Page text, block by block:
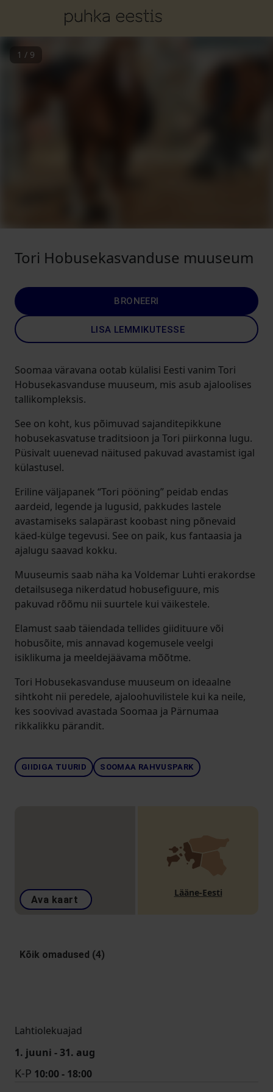
1 / 9
Tori Hobusekasvanduse muuseum
BRONEERI
LISA LEMMIKUTESSE
Soomaa väravana ootab külalisi Eesti vanim Tori
Hobusekasvanduse muuseum, mis asub ajaloolises
tallikompleksis.
See on koht, kus põimuvad sajanditepikkune
hobusekasvatuse traditsioon ja Tori piirkonna lugu.
Püsivalt uuenevad näitused pakuvad avastamist igal
külastusel.
Eriline väljapanek “Tori pööning” peidab endas
aardeid, legende ja lugusid, pakkudes lastele
avastamiseks salapärast koobast ning põnevaid
käed-külge tegevusi. See on paik, kus fantaasia ja
ajalugu saavad kokku.
Muuseumis saab näha ka Voldemar Luhti erakordse
detailsusega nikerdatud hobusefiguure, mis
pakuvad rõõmu nii suurtele kui väikestele.
Elamust saab täiendada tellides giidituure või
hobusõite, mis annavad kogemusele veelgi
isiklikuma ja meeldejäävama mõõtme.
Tori Hobusekasvanduse muuseum on ideaalne
sihtkoht nii peredele, ajaloohuvilistele kui ka neile,
kes soovivad avastada Soomaa ja Pärnumaa
rikkalikku pärandit.
GIIDIGA TUURID SOOMAA RAHVUSPARK
Ava kaart
Lääne-Eesti
Kõik omadused (4)
Lahtiolekuajad
1. juuni - 31. aug
K-P 10:00 - 18:00